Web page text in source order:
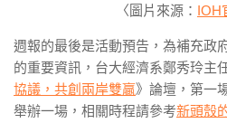
〈圖片來源： IOH
週報的最後是活動預告，為補充政
的重要資訊，台大經濟系鄭秀玲主
協議，共創兩岸雙贏》論壇，第一
舉辦一場，相關時程請參考新頭殼